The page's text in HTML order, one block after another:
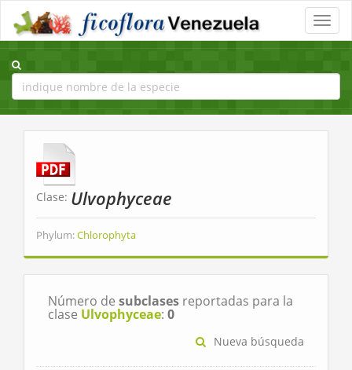
Toggle
Clase: Ulvophyceae
Phylum:Chlorophyta
Número de subclases reportadas para la
clase Ulvophyceae: 0
Nueva búsqueda